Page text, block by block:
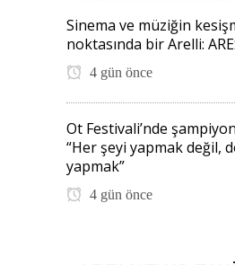
Sinema ve müziğin
noktasında bir Arelli:
4 gün önce
Ot Festivali’nde
“Her şeyi yapmak değil,
yapmak”
4 gün önce